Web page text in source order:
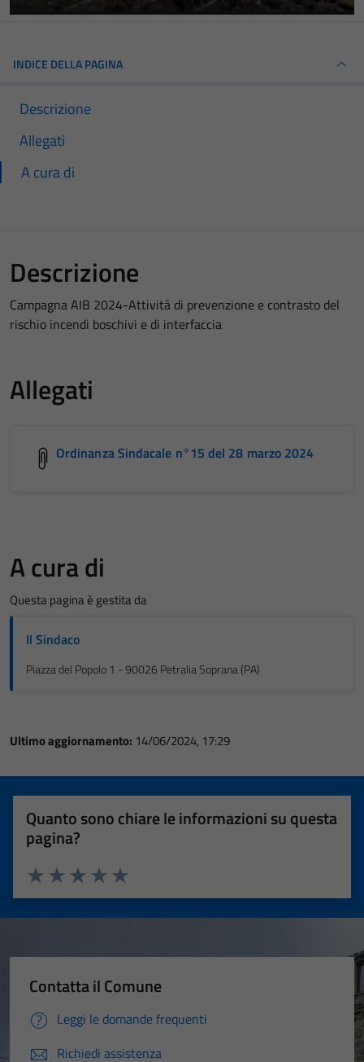
INDICE DELLA PAGINA
Descrizione
Allegati
A cura di
Descrizione
Campagna AIB 2024-Attività di prevenzione e contrasto del
rischio incendi boschivi e di interfaccia
Allegati
Ordinanza Sindacale n°15 del 28 marzo 2024
A cura di
Questa pagina è gestita da
Il Sindaco
Piazza del Popolo 1 - 90026 Petralia Soprana (PA)
Ultimo aggiornamento: 14/06/2024, 17:29
Quanto sono chiare le informazioni su questa
pagina?
Valuta 5 stelle su 5
Valuta 4 stelle su 5
Valuta 3 stelle su 5
Valuta 2 stelle su 5
Valuta 1 stelle su 5
Contatta il Comune
Leggi le domande frequenti
Richiedi assistenza